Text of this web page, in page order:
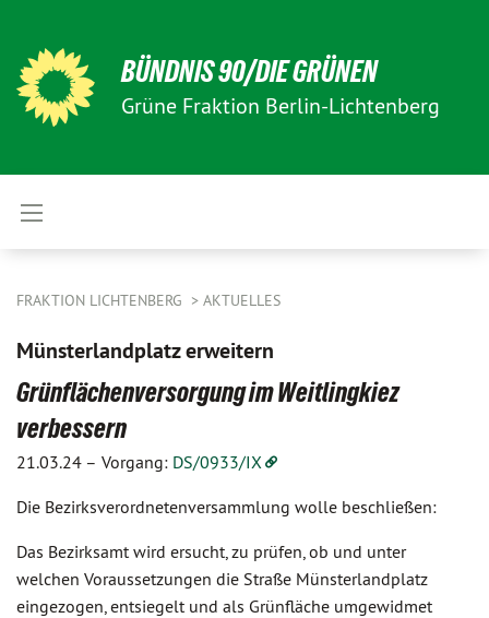
BÜNDNIS 90/DIE GRÜNEN
Grüne Fraktion Berlin-Lichtenberg
FRAKTION LICHTENBERG AKTUELLES
Münsterlandplatz erweitern
Grünflächenversorgung im Weitlingkiez
verbessern
21.03.24 – Vorgang: DS/0933/IX
Die Bezirksverordnetenversammlung wolle beschließen:
Das Bezirksamt wird ersucht, zu prüfen, ob und unter
welchen Voraussetzungen die Straße Münsterlandplatz
eingezogen, entsiegelt und als Grünfläche umgewidmet